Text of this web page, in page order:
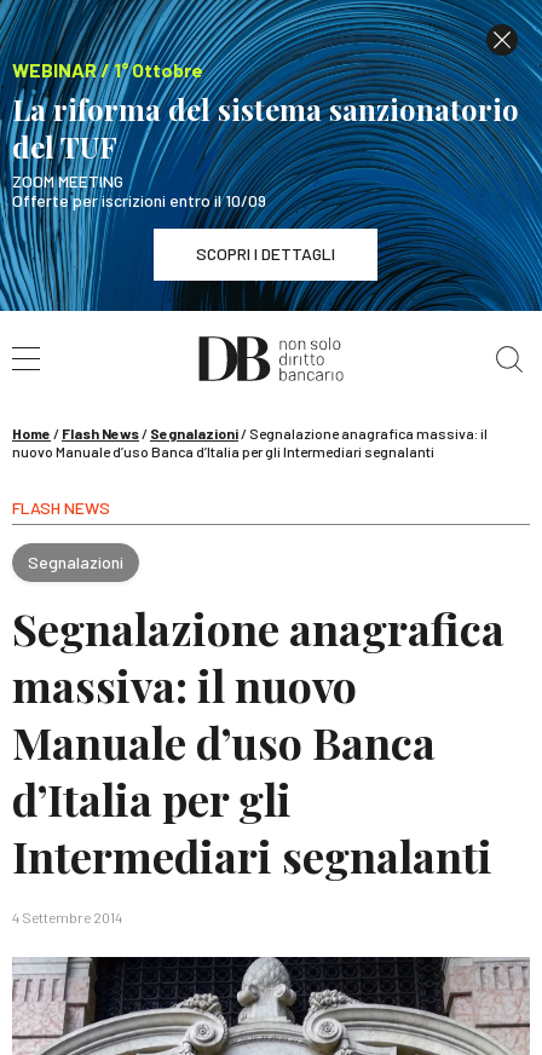
WEBINAR / 1° Ottobre
La riforma del sistema sanzionatorio
del TUF
ZOOM MEETING
Offerte per iscrizioni entro il 10/09
SCOPRI I DETTAGLI
WEBINAR / 1° Ottobre
La riforma del sistema sanzionatorio del TUF
Home / Flash News/ Segnalazioni/ Segnalazione anagrafica massiva: il
nuovo Manuale d’uso Banca d’Italia per gli Intermediari segnalanti
FLASH NEWS
Segnalazioni
Segnalazione anagrafica
massiva: il nuovo
Manuale d’uso Banca
d’Italia per gli
Intermediari segnalanti
4 Settembre 2014